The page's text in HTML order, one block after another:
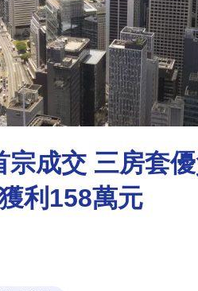
成交 三房套
利158萬元